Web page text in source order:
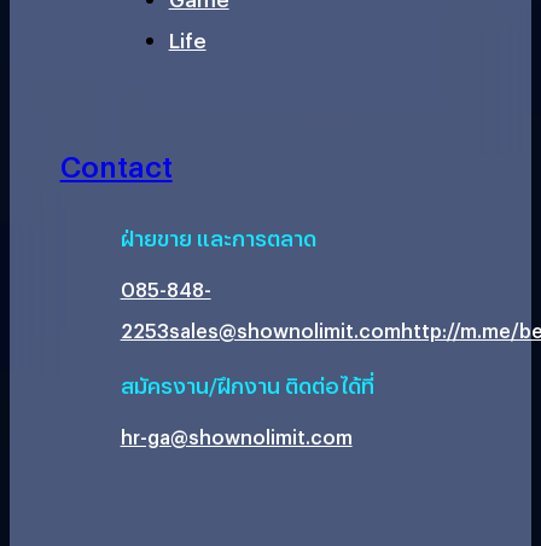
Life
Contact
ฝ่ายขาย และการตลาด
085-848-
2253sales@shownolimit.comhttp://m.me/
สมัครงาน/ฝึกงาน ติดต่อได้ที่
hr-ga@shownolimit.com